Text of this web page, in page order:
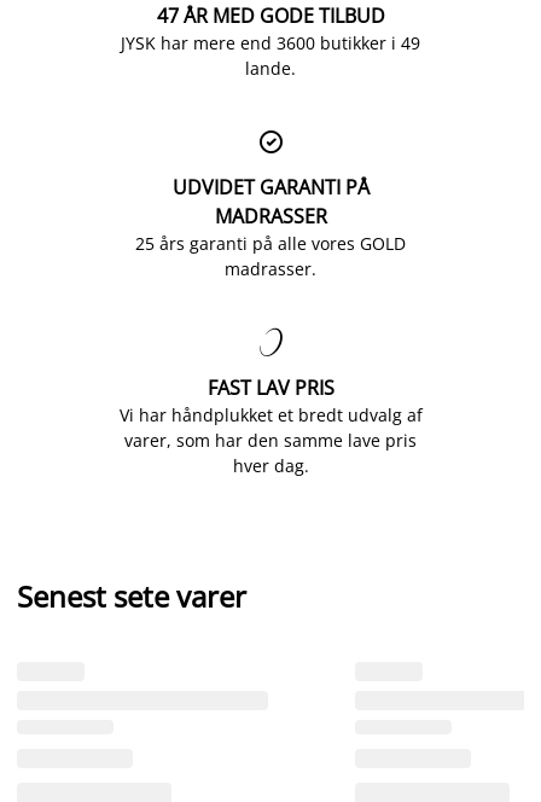
47 ÅR MED GODE TILBUD
JYSK har mere end 3600 butikker i 49
lande.

UDVIDET GARANTI PÅ
MADRASSER
25 års garanti på alle vores GOLD
madrasser.

FAST LAV PRIS
Vi har håndplukket et bredt udvalg af
varer, som har den samme lave pris
hver dag.
Senest sete varer